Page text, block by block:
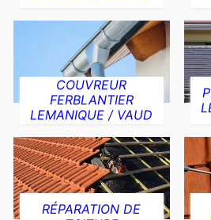
COUVREUR
FERBLANTIER
LEMANIQUE / VAUD
RÉPARATION DE